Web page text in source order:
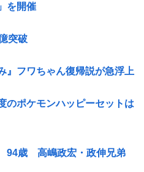
を開催
突破
』フワちゃん復帰説が急浮上
のポケモンハッピーセットは
94歳 高嶋政宏・政伸兄弟